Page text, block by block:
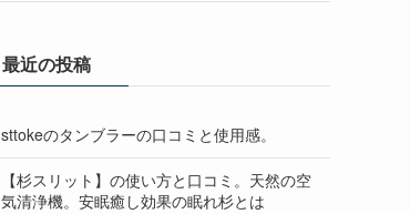
最近の投稿
sttokeのタンブラーの口コミと使用感。
【杉スリット】の使い方と口コミ。天然の空
気清浄機。安眠癒し効果の眠れ杉とは